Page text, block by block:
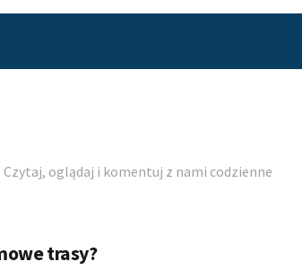
oglądaj i komentuj z nami codzienne
trasy?